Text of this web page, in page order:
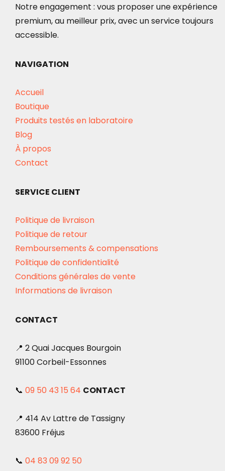
Notre engagement : vous proposer une expérience
premium, au meilleur prix, avec un service toujours
accessible.
NAVIGATION
Accueil
Boutique
Produits testés en laboratoire
Blog
À propos
Contact
SERVICE CLIENT
Politique de livraison
Politique de retour
Remboursements & compensations
Politique de confidentialité
Conditions générales de vente
Informations de livraison
CONTACT
📍 2 Quai Jacques Bourgoin
91100 Corbeil-Essonnes
📞 09 50 43 15 64 CONTACT
📍 414 Av Lattre de Tassigny
83600 Fréjus
📞 04 83 09 92 50